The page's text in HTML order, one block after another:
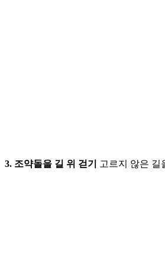
3. 조약돌을 길 위 걷기 고르지 않은 길